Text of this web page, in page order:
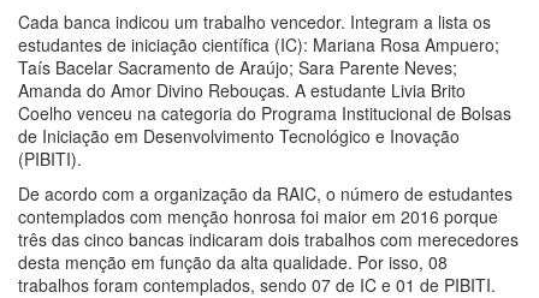
Cada banca indicou um trabalho vencedor. Integram a lista os
estudantes de iniciação científica (IC): Mariana Rosa Ampuero;
Taís Bacelar Sacramento de Araújo; Sara Parente Neves;
Amanda do Amor Divino Rebouças. A estudante Livia Brito
Coelho venceu na categoria do Programa Institucional de Bolsas
de Iniciação em Desenvolvimento Tecnológico e Inovação
(PIBITI).
De acordo com a organização da RAIC, o número de estudantes
contemplados com menção honrosa foi maior em 2016 porque
três das cinco bancas indicaram dois trabalhos com merecedores
desta menção em função da alta qualidade. Por isso, 08
trabalhos foram contemplados, sendo 07 de IC e 01 de PIBITI.